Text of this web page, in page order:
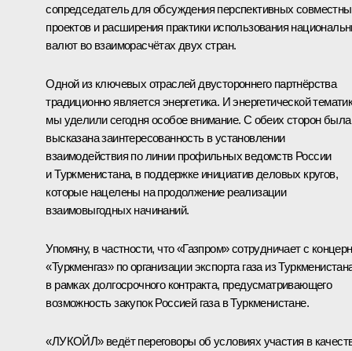
сопредседатель для обсуждения перспективных
проектов и расширения практики использования
валют во взаиморасчётах двух стран.
Одной из ключевых отраслей двустороннего партнёрства
традиционно является энергетика. И энергетической
мы уделили сегодня особое внимание. С обеих сторон была
высказана заинтересованность в установлении
взаимодействия по линии профильных ведомств России
и Туркменистана, в поддержке инициатив деловых кругов,
которые нацелены на продолжение реализации
взаимовыгодных начинаний.
Упомяну, в частности, что «Газпром» сотрудничает с
«Туркменгаз» по организации экспорта газа из
в рамках долгосрочного контракта, предусматривающего
возможность закупок Россией газа в Туркменистане.
«ЛУКОЙЛ» ведёт переговоры об условиях участия в